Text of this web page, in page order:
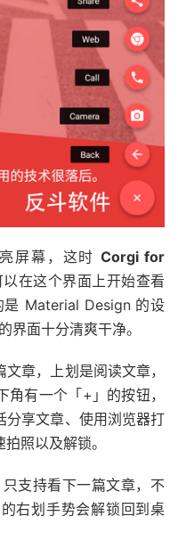
屏幕，这时Corgi for
在这个界面上开始查看
是 Material Design 的设
的界面十分清爽干净。
章，上划是阅读文章，
有一个「+」的按钮，
分享文章、使用浏览器打
照以及解锁。
支持看下一篇文章，不
右划手势会解锁回到桌